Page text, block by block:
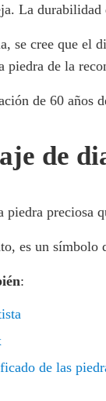
La durabilidad
se cree que el
piedra de la
de 60 años
de
piedra preciosa
es un símbolo
:
de las